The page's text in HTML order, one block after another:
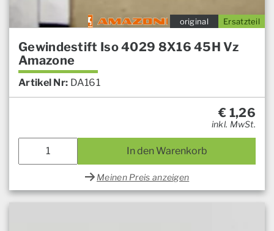
Ersatzteil
original
Gewindestift Iso 4029 8X16 45H Vz
Amazone
Artikel Nr: DA161
€ 1,26
inkl. MwSt.
In den Warenkorb
Meinen Preis anzeigen